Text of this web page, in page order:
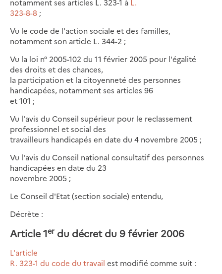
notamment ses articles L. 323-1 à L.
323-8-8 ;
Vu le code de l'action sociale et des familles,
notamment son article L. 344-2 ;
Vu la loi n° 2005-102 du 11 février 2005 pour l'égalité
des droits et des chances,
la participation et la citoyenneté des personnes
handicapées, notamment ses articles 96
et 101 ;
Vu l'avis du Conseil supérieur pour le reclassement
professionnel et social des
travailleurs handicapés en date du 4 novembre 2005 ;
Vu l'avis du Conseil national consultatif des personnes
handicapées en date du 23
novembre 2005 ;
Le Conseil d'Etat (section sociale) entendu,
Décrète :
Article 1er du décret du 9 février 2006
L'article
R. 323-1 du code du travail est modifié comme suit :